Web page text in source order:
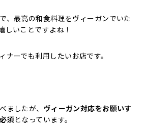
、最高の和食料理をヴィーガンでいた
しいことですよね！
ナーでも利用したいお店です。
ましたが、 ヴィーガン対応をお願いす
須となっています。